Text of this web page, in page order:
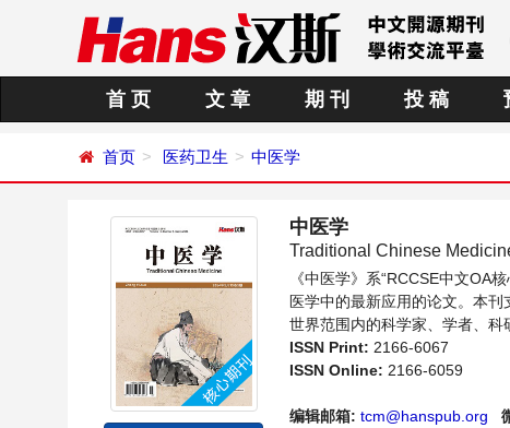
首 页 文 章 期 刊 投 稿
首页 医药卫生 中医学
中医学
Traditional Chinese
《中医学》系“RCCSE中文OA
医学中的最新应用的论文。本
世界范围内的科学家、学者、科
ISSN Print: 2166-6067
ISSN Online: 2166-6059
编辑邮箱: tcm@hanspub.org